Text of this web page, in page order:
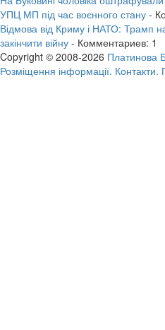
УПЦ МП під час воєнного стану -
Відмова від Криму і НАТО: Трамп
закінчити війну - Комментариев: 1
Copyright © 2008-2026 Платинова
Розміщення інформації. Контакти.